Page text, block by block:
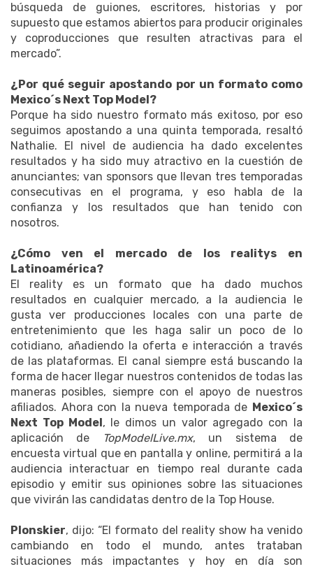
búsqueda de guiones, escritores, historias y por
supuesto que estamos abiertos para producir originales
y coproducciones que resulten atractivas para el
mercado”.
¿Por qué seguir apostando por un formato como
Mexico´s Next Top Model?
Porque ha sido nuestro formato más exitoso, por eso
seguimos apostando a una quinta temporada, resaltó
Nathalie. El nivel de audiencia ha dado excelentes
resultados y ha sido muy atractivo en la cuestión de
anunciantes; van sponsors que llevan tres temporadas
consecutivas en el programa, y eso habla de la
confianza y los resultados que han tenido con
nosotros.
¿Cómo ven el mercado de los realitys en
Latinoamérica?
El reality es un formato que ha dado muchos
resultados en cualquier mercado, a la audiencia le
gusta ver producciones locales con una parte de
entretenimiento que les haga salir un poco de lo
cotidiano, añadiendo la oferta e interacción a través
de las plataformas. El canal siempre está buscando la
forma de hacer llegar nuestros contenidos de todas las
maneras posibles, siempre con el apoyo de nuestros
afiliados. Ahora con la nueva temporada de Mexico´s
Next Top Model, le dimos un valor agregado con la
aplicación de
TopModelLive.mx, un sistema de
encuesta virtual que en pantalla y online, permitirá a la
audiencia interactuar en tiempo real durante cada
episodio y emitir sus opiniones sobre las situaciones
que vivirán las candidatas dentro de la Top House.
Plonskier, dijo: “El formato del reality show ha venido
cambiando en todo el mundo, antes trataban
situaciones más impactantes y hoy en día son